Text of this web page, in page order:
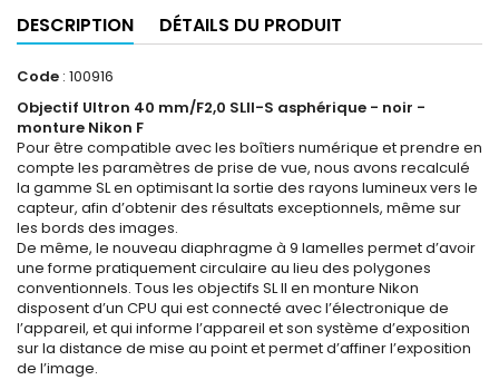
DESCRIPTION DÉTAILS DU PRODUIT
Code : 100916
Objectif Ultron 40 mm/F2,0 SLII-S asphérique - noir -
monture Nikon F
Pour être compatible avec les boîtiers numérique et prendre en
compte les paramètres de prise de vue, nous avons recalculé
la gamme SL en optimisant la sortie des rayons lumineux vers le
capteur, afin d’obtenir des résultats exceptionnels, même sur
les bords des images.
De même, le nouveau diaphragme à 9 lamelles permet d’avoir
une forme pratiquement circulaire au lieu des polygones
conventionnels. Tous les objectifs SL II en monture Nikon
disposent d’un CPU qui est connecté avec l’électronique de
l’appareil, et qui informe l’appareil et son système d’exposition
sur la distance de mise au point et permet d’affiner l’exposition
de l’image.